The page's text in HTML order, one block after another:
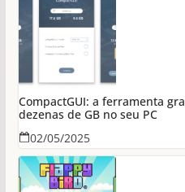
CompactGUI: a ferramenta
dezenas de GB no seu PC
02/05/2025